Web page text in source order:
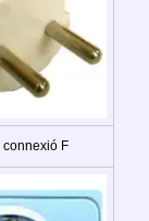
connexió F